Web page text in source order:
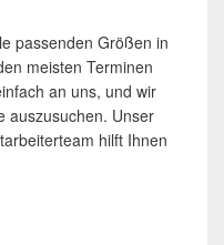
passenden Größen in
meisten Terminen
an uns, und wir
auszusuchen. Unser
hilft Ihnen